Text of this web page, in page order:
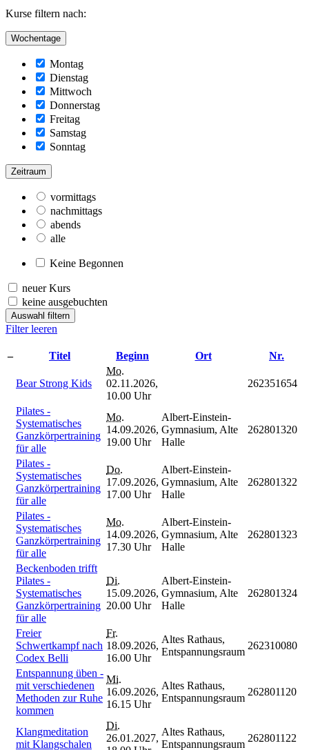
Kurse filtern nach:
Wochentage
Montag
Dienstag
Mittwoch
Donnerstag
Freitag
Samstag
Sonntag
Zeitraum
vormittags
nachmittags
abends
alle
Keine Begonnen
neuer Kurs
keine ausgebuchten
Auswahl filtern
Filter leeren
– Titel Beginn Ort Nr.
Bear Strong Kids
Mo.
02.11.2026,
10.00 Uhr
262351654
Pilates -
Systematisches
Ganzkörpertraining
für alle
Mo.
14.09.2026,
19.00 Uhr
Albert-Einstein-
Gymnasium, Alte
Halle
262801320
Pilates -
Systematisches
Ganzkörpertraining
für alle
Do.
17.09.2026,
17.00 Uhr
Albert-Einstein-
Gymnasium, Alte
Halle
262801322
Pilates -
Systematisches
Ganzkörpertraining
für alle
Mo.
14.09.2026,
17.30 Uhr
Albert-Einstein-
Gymnasium, Alte
Halle
262801323
Beckenboden trifft
Pilates -
Systematisches
Ganzkörpertraining
für alle
Di.
15.09.2026,
20.00 Uhr
Albert-Einstein-
Gymnasium, Alte
Halle
262801324
Freier
Schwertkampf nach
Codex Belli
Fr.
18.09.2026,
16.00 Uhr
Altes Rathaus,
Entspannungsraum
262310080
Entspannung üben -
mit verschiedenen
Methoden zur Ruhe
kommen
Mi.
16.09.2026,
16.15 Uhr
Altes Rathaus,
Entspannungsraum
262801120
Klangmeditation
mit Klangschalen
Di.
26.01.2027,
Altes Rathaus,
Entspannungsraum
262801122